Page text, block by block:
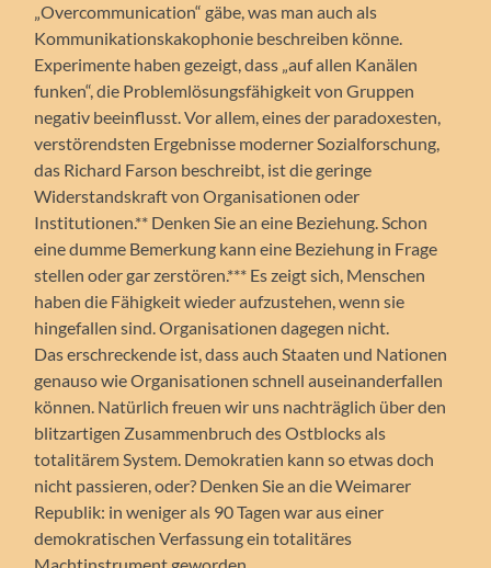
„Overcommunication“ gäbe, was man auch als
Kommunikationskakophonie beschreiben könne.
Experimente haben gezeigt, dass „auf allen Kanälen
funken“, die Problemlösungsfähigkeit von Gruppen
negativ beeinflusst. Vor allem, eines der paradoxesten,
verstörendsten Ergebnisse moderner Sozialforschung,
das Richard Farson beschreibt, ist die geringe
Widerstandskraft von Organisationen oder
Institutionen.** Denken Sie an eine Beziehung. Schon
eine dumme Bemerkung kann eine Beziehung in Frage
stellen oder gar zerstören.*** Es zeigt sich, Menschen
haben die Fähigkeit wieder aufzustehen, wenn sie
hingefallen sind. Organisationen dagegen nicht.
Das erschreckende ist, dass auch Staaten und Nationen
genauso wie Organisationen schnell auseinanderfallen
können. Natürlich freuen wir uns nachträglich über den
blitzartigen Zusammenbruch des Ostblocks als
totalitärem System. Demokratien kann so etwas doch
nicht passieren, oder? Denken Sie an die Weimarer
Republik: in weniger als 90 Tagen war aus einer
demokratischen Verfassung ein totalitäres